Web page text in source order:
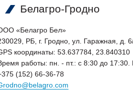
Белагро-Гродно
«Белагро Бел»
РБ, г. Гродно, ул. Гаражная, д.
координаты: 53.637784, 23.840310
работы: пн. - пт.: с 8:30 до 17:30.
(152) 66-36-78